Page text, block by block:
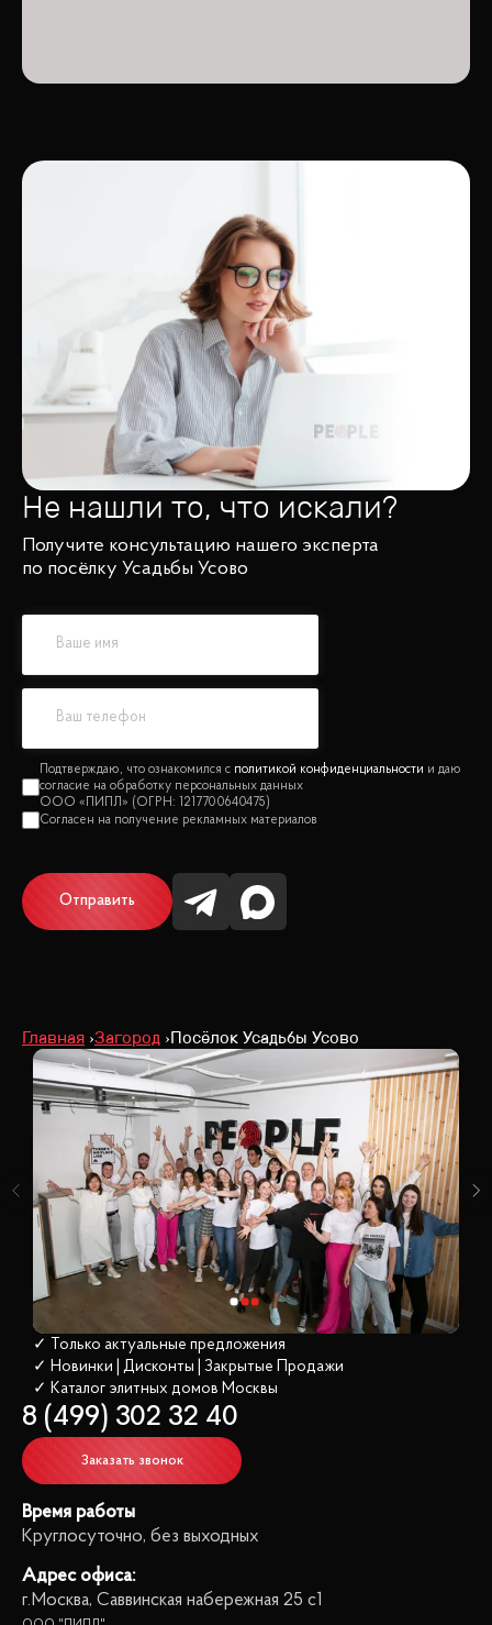
Не нашли то, что искали?
Получите консультацию нашего эксперта
по посёлку Усадьбы Усово
политикой конфиденциальности
Отправить
Главная Загород Посёлок Усадьбы Усово
✓ Только актуальные предложения
✓ Новинки | Дисконты | Закрытые Продажи
✓ Каталог элитных домов Москвы
8 (499) 302 32 40
Заказать звонок
Время работы
Круглосуточно, без выходных
Адрес офиса:
г.Москва, Саввинская набережная 25 с1